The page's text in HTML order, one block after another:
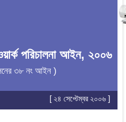
পরিচালনা আইন, ২০০৬
৩৮ নং আইন )
[ ২৪ সেপ্টেম্বর ২০০৬ ]